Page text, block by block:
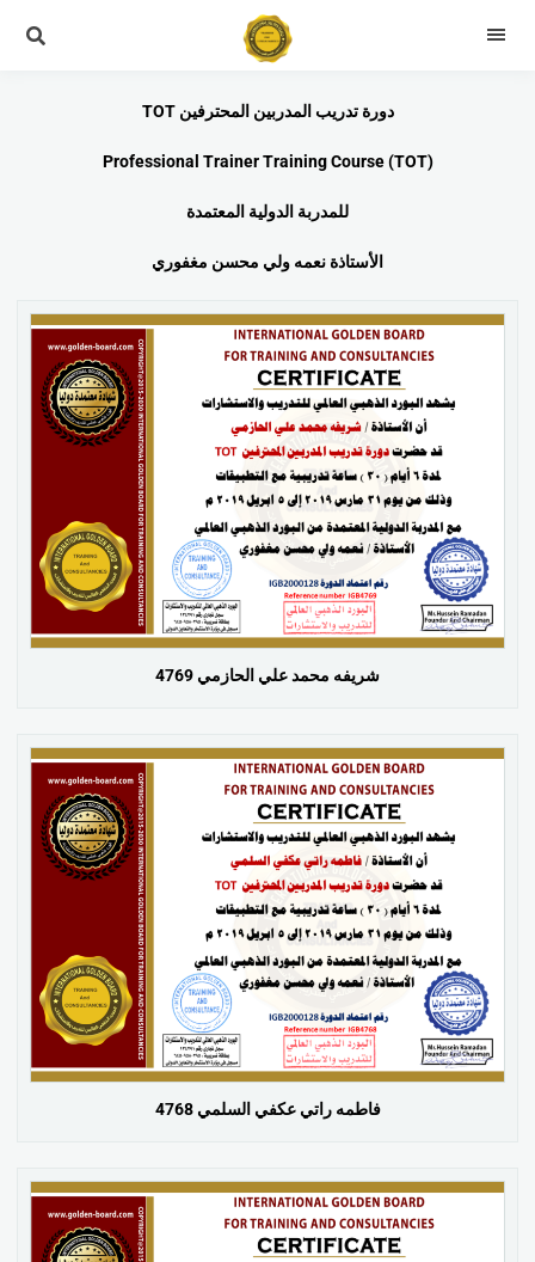
دورة تدريب المدربين المحترفين TOT
Professional Trainer Training Course (TOT)
للمدربة الدولية المعتمدة
الأستاذة نعمه ولي محسن مغفوري
شريفه محمد علي الحازمي 4769
فاطمه راتي عكفي السلمي 4768